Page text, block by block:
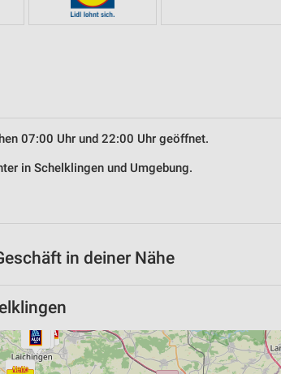
07:00 Uhr und 22:00 Uhr geöffnet.
in Schelklingen und Umgebung.
in deiner Nähe